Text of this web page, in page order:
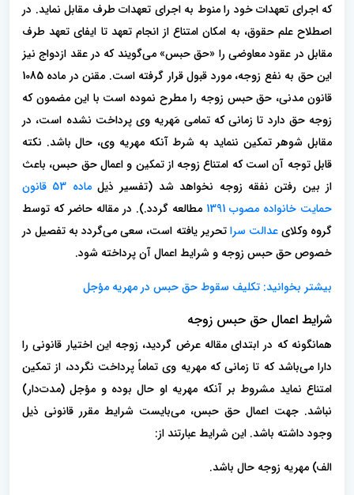
که اجرای تعهدات خود را منوط به اجرای تعهدات طرف مقابل نماید. در
اصطلاح علم حقوق، به امکان امتناع از انجام تعهد تا ایفای تعهد طرف
مقابل در عقود معاوضی را «حق حبس» می‌گویند که در عقد ازدواج نیز
این حق به نفع زوجه، مورد قبول قرار گرفته است. مقنن در ماده 1085
قانون مدنی، حق حبس زوجه را مطرح نموده است با این مضمون که
زوجه حق دارد تا زمانی که تمامی مَهریه وی پرداخت نشده است، در
مقابل شوهر تمکین ننماید به شرط آنکه مهریه وی، حال باشد. نکته
قابل توجه آن است که امتناع زوجه از تمکین و اعمال حق حبس، باعث
از بین رفتن نفقه زوجه نخواهد شد (تفسیر ذیل
ماده 53 قانون
حمایت خانواده مصوب 1391
مطالعه گردد.). در مقاله حاضر که توسط
گروه وکلایعدالت سراتحریر یافته است، سعی می‌گردد به تفصیل در
خصوص حق حبس زوجه و شرایط اعمال آن پرداخته شود.
بیشتر بخوانید: تکلیف سقوط حق حبس در مهریه مؤجل
شرایط اعمال حق حبس زوجه
همانگونه که در ابتدای مقاله عرض گردید، زوجه این اختیار قانونی را
دارا می‌باشد که تا زمانی که مهریه وی تماماً پرداخت نگردد، از تمکین
امتناع نماید مشروط بر آنکه مهریه او حال بوده و‌ مؤجل (مدت‌دار)
نباشد. جهت اعمال حق حبس، می‌بایست شرایط مقرر قانونی ذیل
وجود داشته باشد. این شرایط عبارتند از:
الف) مهریه زوجه حال باشد.